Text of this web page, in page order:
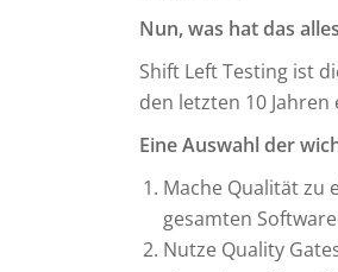
Nun, was hat das
Shift Left Testing ist
den letzten 10
Eine Auswahl der
Mache Qualität zu
gesamten
Nutze Quality